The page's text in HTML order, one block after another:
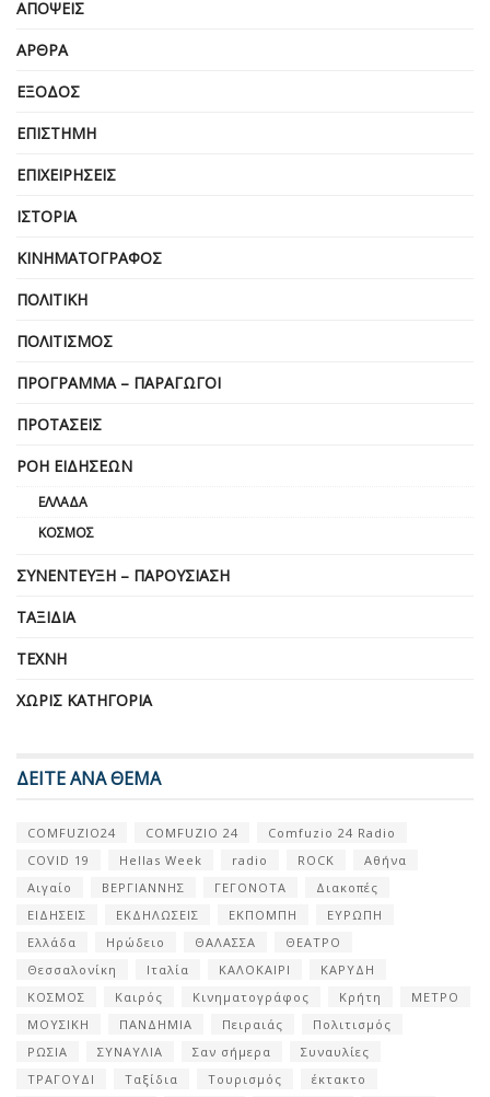
ΑΠΌΨΕΙΣ
ΆΡΘΡΑ
ΈΞΟΔΟΣ
ΕΠΙΣΤΉΜΗ
ΕΠΙΧΕΙΡΗΣΕΙΣ
ΙΣΤΟΡΊΑ
ΚΙΝΗΜΑΤΟΓΡΆΦΟΣ
ΠΟΛΙΤΙΚΉ
ΠΟΛΙΤΙΣΜΌΣ
ΠΡΌΓΡΑΜΜΑ – ΠΑΡΑΓΩΓΟΊ
ΠΡΟΤΆΣΕΙΣ
ΡΟΉ ΕΙΔΉΣΕΩΝ
ΕΛΛΆΔΑ
ΚΌΣΜΟΣ
ΣΥΝΈΝΤΕΥΞΗ – ΠΑΡΟΥΣΊΑΣΗ
ΤΑΞΊΔΙΑ
ΤΈΧΝΗ
ΧΩΡΊΣ ΚΑΤΗΓΟΡΊΑ
ΔΕΙΤΕ ΑΝΑ ΘΕΜΑ
COMFUZIO24 COMFUZIO 24
Comfuzio 24 Radio
COVID 19
Hellas Week radio ROCK
Αθήνα
Αιγαίο
ΒΕΡΓΙΑΝΝΗΣ ΓΕΓΟΝΟΤΑ
Διακοπές
ΕΙΔΗΣΕΙΣ
ΕΚΔΗΛΩΣΕΙΣ ΕΚΠΟΜΠΗ
ΕΥΡΩΠΗ
Ελλάδα
Ηρώδειο ΘΑΛΑΣΣΑ
ΘΕΑΤΡΟ
Θεσσαλονίκη
Ιταλία ΚΑΛΟΚΑΙΡΙ
ΚΑΡΥΔΗ
ΚΟΣΜΟΣ
Καιρός Κινηματογράφος Κρήτη
ΜΕΤΡΟ
ΜΟΥΣΙΚΗ
ΠΑΝΔΗΜΙΑ Πειραιάς
Πολιτισμός
ΡΩΣΙΑ
ΣΥΝΑΥΛΙΑ Σαν σήμερα
Συναυλίες
ΤΡΑΓΟΥΔΙ
Ταξίδια Τουρισμός
έκτακτο